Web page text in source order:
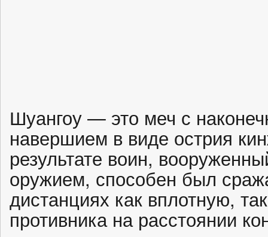
Шуангоу — это меч с
навершием в виде острия
результате воин,
оружием, способен был
дистанциях как вплотную,
противника на расстоянии